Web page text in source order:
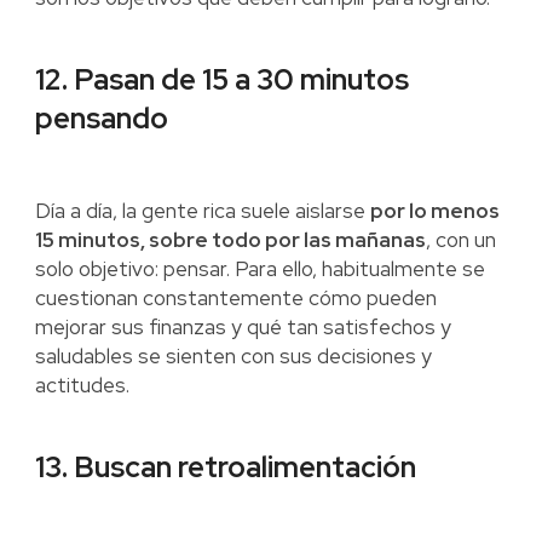
12. Pasan de 15 a 30 minutos
pensando
Día a día, la gente rica suele aislarse por lo menos
15 minutos, sobre todo por las mañanas, con un
solo objetivo: pensar. Para ello, habitualmente se
cuestionan constantemente cómo pueden
mejorar sus finanzas y qué tan satisfechos y
saludables se sienten con sus decisiones y
actitudes.
13. Buscan retroalimentación